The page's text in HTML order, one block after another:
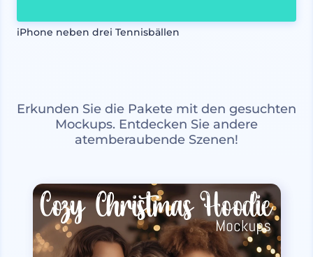
iPhone neben drei Tennisbällen
Erkunden Sie die Pakete mit den gesuchten
Mockups. Entdecken Sie andere
atemberaubende Szenen!